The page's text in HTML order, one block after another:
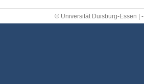
© Universität Duisburg-Essen | -